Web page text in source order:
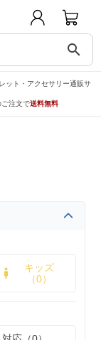
search
ット・アクセサリー通販サ
注文で送料無料
キッズ
（0）